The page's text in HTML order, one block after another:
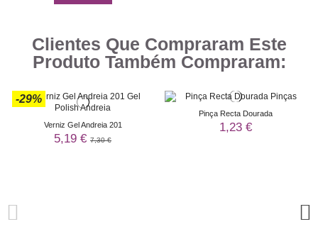
Clientes Que Compraram Este
Produto Também Compraram:
-29%
Verniz Gel Andreia 201
5,19 € 7,30 €
Pinça Recta Dourada
1,23 €